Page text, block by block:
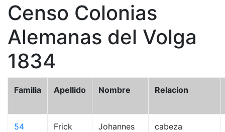
Censo Colonias
Alemanas del Volga
1834
Familia Apellido Nombre Relacion
54 Frick Johannes cabeza